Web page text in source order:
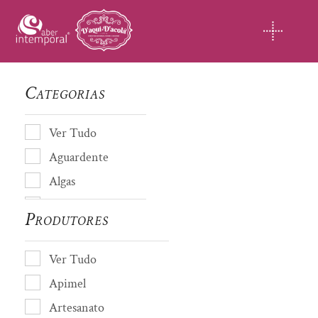
Skip
to
content
Categorias
Ver Tudo
Aguardente
Algas
Amendoas
Artesanato
Avós de Coja
Azeite
Produtores
Ver Tudo
Apimel
Artesanato